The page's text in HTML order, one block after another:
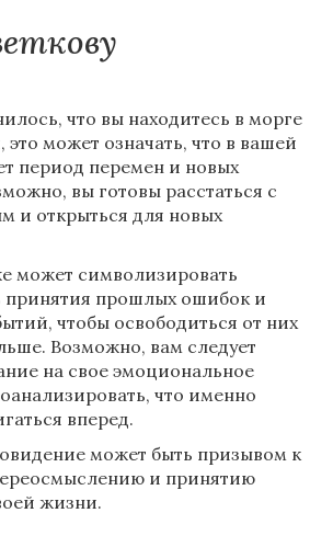
что вы находитесь в морге
может означать, что в вашей
период перемен и новых
вы готовы расстаться с
и открыться для новых
может символизировать
принятия прошлых ошибок и
чтобы освободиться от них
Возможно, вам следует
на свое эмоциональное
что именно
вперед.
может быть призывом к
и принятию
жизни.